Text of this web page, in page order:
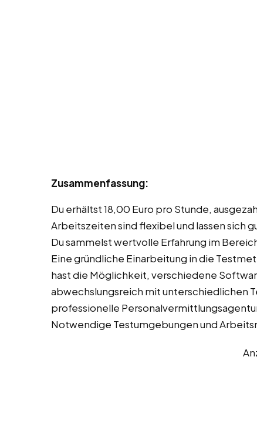
Zusammenfassung:
Du erhältst 18,00 Euro pro Stunde,
Arbeitszeiten sind flexibel und lassen sich
Du sammelst wertvolle Erfahrung im
Eine gründliche Einarbeitung in die
hast die Möglichkeit, verschiedene
abwechslungsreich mit unterschiedlichen
professionelle
Notwendige Testumgebungen und